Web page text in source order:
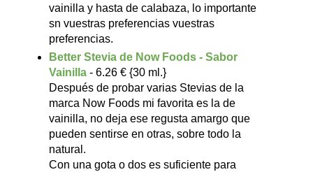
vainilla y hasta de calabaza, lo importante
sn vuestras preferencias vuestras
preferencias.
Better Stevia de Now Foods - Sabor
Vainilla- 6.26 € {30 ml.}
Después de probar varias Stevias de la
marca Now Foods mi favorita es la de
vainilla, no deja ese regusta amargo que
pueden sentirse en otras, sobre todo la
natural.
Con una gota o dos es suficiente para